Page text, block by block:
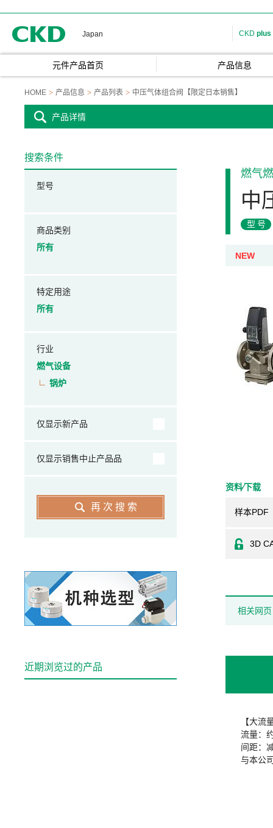
Japan CKD plus
元件产品首页 产品信息
HOME 产品信息 产品列表 中压气体组合阀【限定日本销售】
产品详情
燃气
中
型号
NEW
资料⁄下载
样本PDF
3D
相关网页
【大流
流量：
间距：
与本公
搜索条件
型号
商品类别
所有
特定用途
所有
行业
燃气设备
锅炉
仅显示新产品
仅显示销售中止产品品
再次搜索
近期浏览过的产品